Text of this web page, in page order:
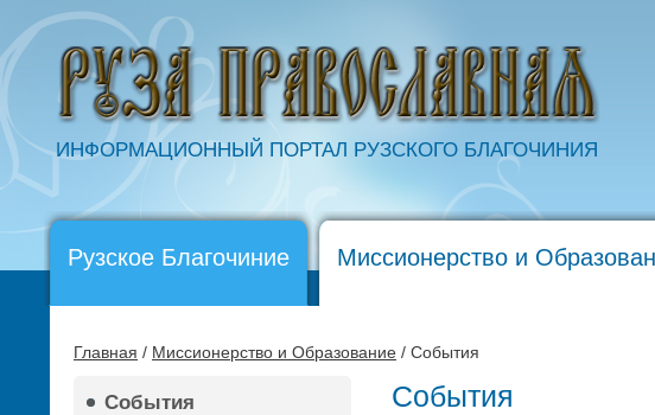
ИНФОРМАЦИОННЫЙ ПОРТАЛ РУЗСКОГО БЛАГОЧИНИЯ
Рузское Благочиние Миссионерство и
Главная / Миссионерство и Образование / События
События События